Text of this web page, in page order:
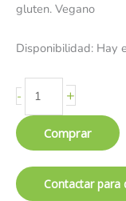
gluten. Vegano
Disponibilidad: Hay
- +
Comprar
Contactar para